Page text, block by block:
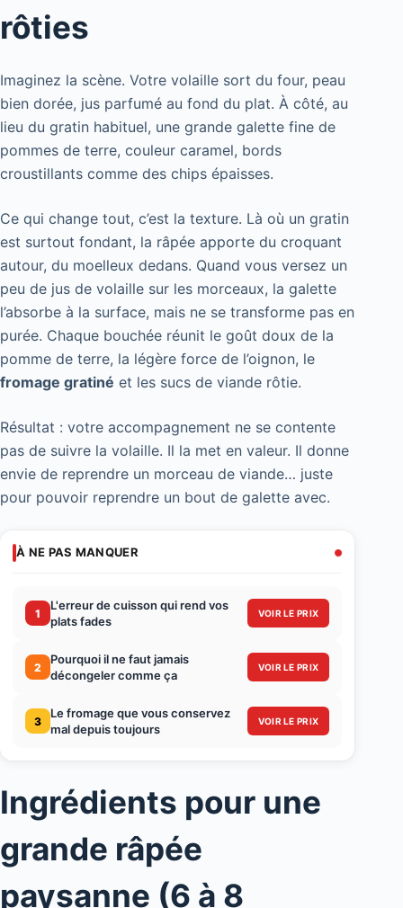
rôties
Imaginez la scène. Votre volaille sort du four, peau
bien dorée, jus parfumé au fond du plat. À côté, au
lieu du gratin habituel, une grande galette fine de
pommes de terre, couleur caramel, bords
croustillants comme des chips épaisses.
Ce qui change tout, c’est la texture. Là où un gratin
est surtout fondant, la râpée apporte du croquant
autour, du moelleux dedans. Quand vous versez un
peu de jus de volaille sur les morceaux, la galette
l’absorbe à la surface, mais ne se transforme pas en
purée. Chaque bouchée réunit le goût doux de la
pomme de terre, la légère force de l’oignon, le
fromage gratiné et les sucs de viande rôtie.
Résultat : votre accompagnement ne se contente
pas de suivre la volaille. Il la met en valeur. Il donne
envie de reprendre un morceau de viande… juste
pour pouvoir reprendre un bout de galette avec.
À NE PAS MANQUER
1
L'erreur de cuisson qui rend vos
plats fades
VOIR LE PRIX
2
Pourquoi il ne faut jamais
décongeler comme ça
VOIR LE PRIX
3
Le fromage que vous conservez
mal depuis toujours
VOIR LE PRIX
Ingrédients pour une
grande râpée
paysanne (6 à 8